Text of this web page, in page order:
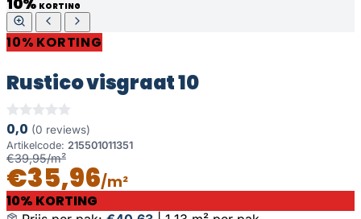
KORTING
10% KORTING
Rustico visgraat 10
0,0 (0 reviews)
Artikelcode: 215501011351
€39,95/m²
€35,96/m²
10% KORTING